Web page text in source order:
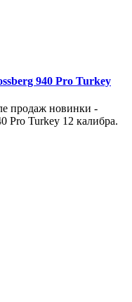
940 Pro Turkey
продаж новинки -
Pro Turkey 12 калибра.